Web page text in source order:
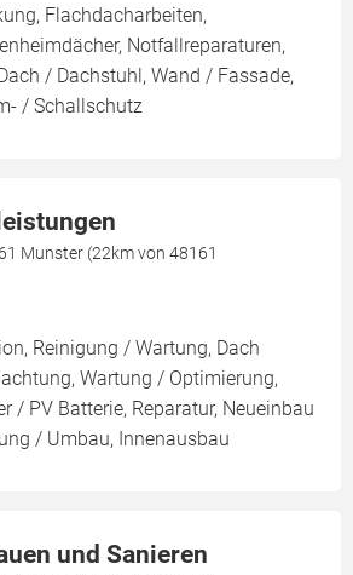
Flachdacharbeiten,
Notfallreparaturen,
/ Dachstuhl, Wand / Fassade,
/ Schallschutz
Munster (22km von 48161
Reinigung / Wartung, Dach
Wartung / Optimierung,
/ PV Batterie, Reparatur, Neueinbau
/ Umbau, Innenausbau
und Sanieren